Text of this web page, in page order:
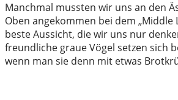
Manchmal mussten wir uns an den
Oben angekommen bei dem „Middle
beste Aussicht, die wir uns nur
freundliche graue Vögel setzen sich
wenn man sie denn mit etwas